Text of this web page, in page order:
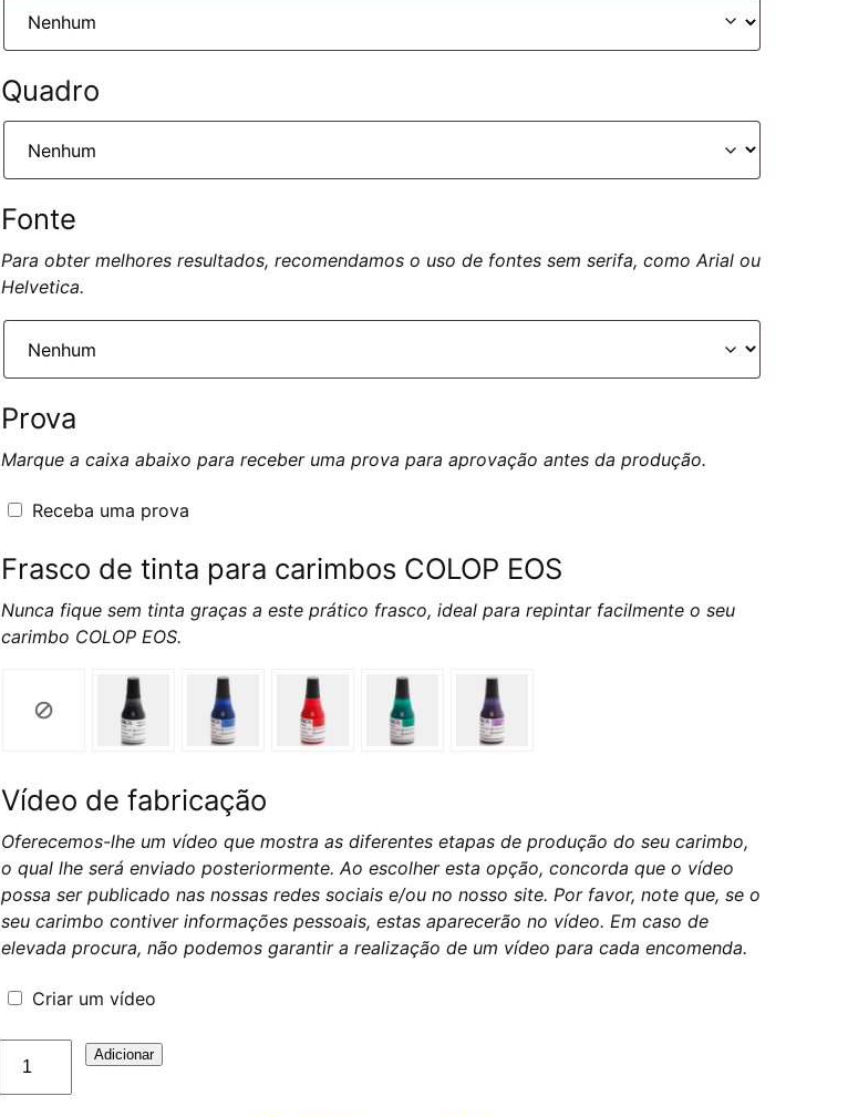
Quadro
Fonte
Para obter melhores resultados, recomendamos o uso de fontes sem serifa, como Arial ou
Helvetica.
Prova
Marque a caixa abaixo para receber uma prova para aprovação antes da produção.
Receba uma prova
Frasco de tinta para carimbos COLOP EOS
Nunca fique sem tinta graças a este prático frasco, ideal para repintar facilmente o seu
carimbo COLOP EOS.
Vídeo de fabricação
Oferecemos-lhe um vídeo que mostra as diferentes etapas de produção do seu carimbo,
o qual lhe será enviado posteriormente. Ao escolher esta opção, concorda que o vídeo
possa ser publicado nas nossas redes sociais e/ou no nosso site. Por favor, note que, se o
seu carimbo contiver informações pessoais, estas aparecerão no vídeo. Em caso de
elevada procura, não podemos garantir a realização de um vídeo para cada encomenda.
Criar um vídeo
QuantidadeAdicionar